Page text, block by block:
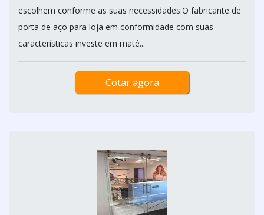
escolhem conforme as suas necessidades.O fabricante de
porta de aço para loja em conformidade com suas
características investe em maté...
Cotar agora